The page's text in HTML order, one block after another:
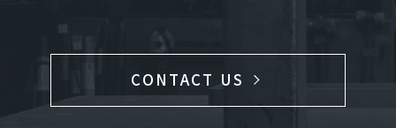
CONTACT US